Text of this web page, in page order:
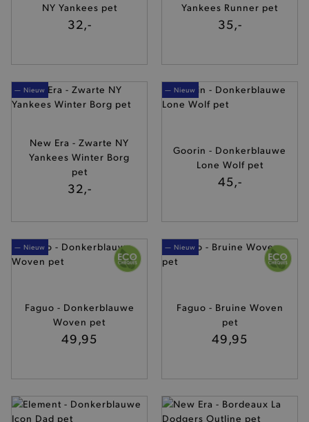
NY Yankees pet
32,-
Yankees Runner pet
35,-
— Nieuw
New Era - Zwarte NY
Yankees Winter Borg
pet
32,-
— Nieuw
Goorin - Donkerblauwe
Lone Wolf pet
45,-
— Nieuw
Faguo - Donkerblauwe
Woven pet
49,95
— Nieuw
Faguo - Bruine Woven
pet
49,95